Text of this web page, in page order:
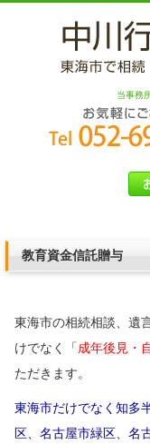
当事務
教育資金信託贈与
東海市の相続相談、遺
けでなく「 成年後見・
ただきます。
東海市だけでなく知多
区、名古屋市緑区、名